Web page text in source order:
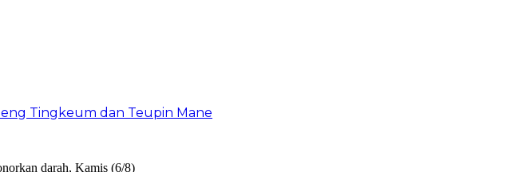
Tingkeum dan Teupin Mane